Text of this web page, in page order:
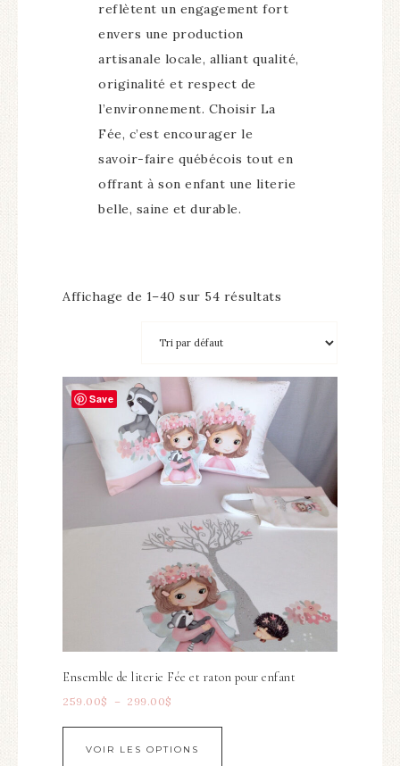
reflètent un engagement fort
envers une production
artisanale locale, alliant qualité,
originalité et respect de
l’environnement. Choisir La
Fée, c’est encourager le
savoir-faire québécois tout en
offrant à son enfant une literie
belle, saine et durable.
Affichage de 1–40 sur 54 résultats
Save
Ensemble de literie Fée et raton pour enfant
259.00$ – 299.00$
VOIR LES OPTIONS